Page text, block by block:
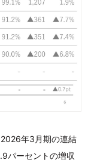
年3月期の連結
パーセントの増収